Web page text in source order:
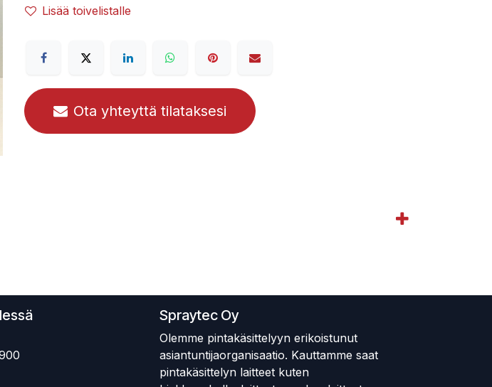
Lisää toivelistalle
Ota yhteyttä tilataksesi
Spraytec Oy
Olemme pintakäsittelyyn erikoistunut
asiantuntijaorganisaatio. Kauttamme saat
pintakäsittelyn laitteet kuten